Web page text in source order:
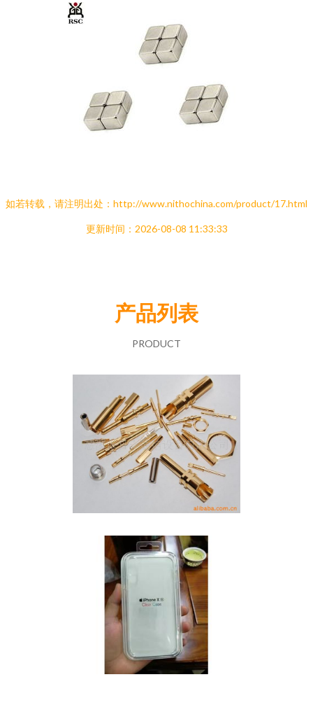
如若转载，请注明出处：http://www.nithochina.com/product/17.html
更新时间：2026-08-08 11:33:33
产品列表
PRODUCT